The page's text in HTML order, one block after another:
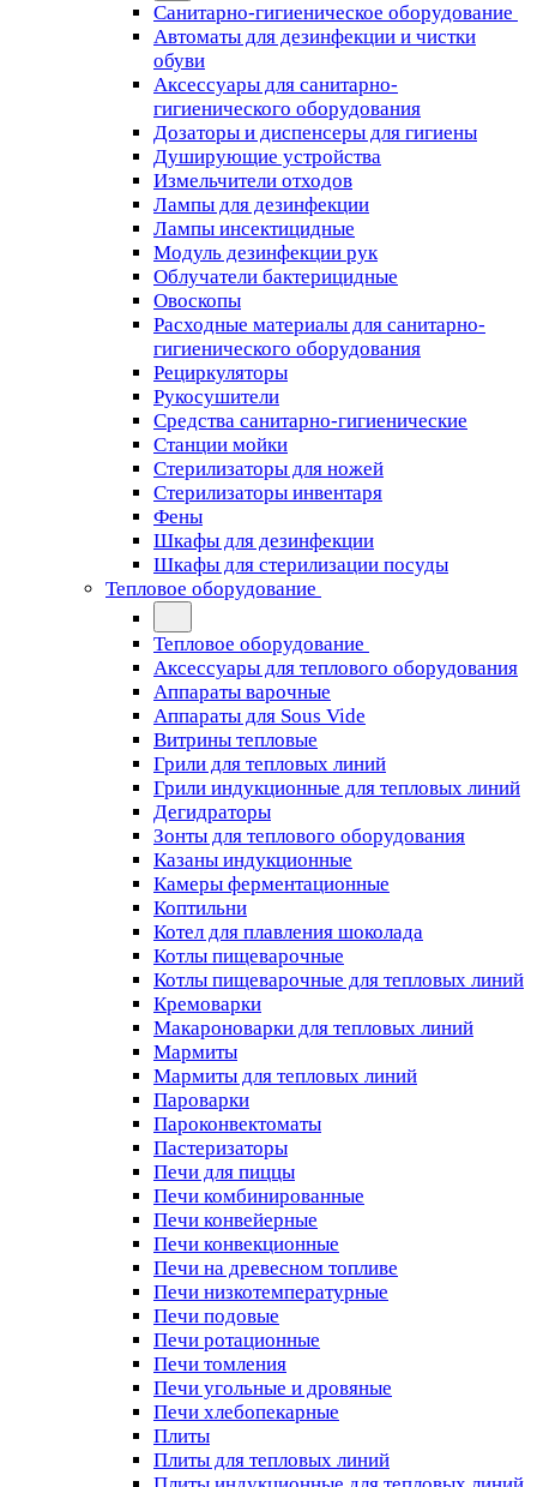
Санитарно-гигиеническое оборудование
Автоматы для дезинфекции и чистки
обуви
Аксессуары для санитарно-
гигиенического оборудования
Дозаторы и диспенсеры для гигиены
Душирующие устройства
Измельчители отходов
Лампы для дезинфекции
Лампы инсектицидные
Модуль дезинфекции рук
Облучатели бактерицидные
Овоскопы
Расходные материалы для санитарно-
гигиенического оборудования
Рециркуляторы
Рукосушители
Средства санитарно-гигиенические
Станции мойки
Стерилизаторы для ножей
Стерилизаторы инвентаря
Фены
Шкафы для дезинфекции
Шкафы для стерилизации посуды
Тепловое оборудование
Тепловое оборудование
Аксессуары для теплового оборудования
Аппараты варочные
Аппараты для Sous Vide
Витрины тепловые
Грили для тепловых линий
Грили индукционные для тепловых линий
Дегидраторы
Зонты для теплового оборудования
Казаны индукционные
Камеры ферментационные
Коптильни
Котел для плавления шоколада
Котлы пищеварочные
Котлы пищеварочные для тепловых линий
Кремоварки
Макароноварки для тепловых линий
Мармиты
Мармиты для тепловых линий
Пароварки
Пароконвектоматы
Пастеризаторы
Печи для пиццы
Печи комбинированные
Печи конвейерные
Печи конвекционные
Печи на древесном топливе
Печи низкотемпературные
Печи подовые
Печи ротационные
Печи томления
Печи угольные и дровяные
Печи хлебопекарные
Плиты
Плиты для тепловых линий